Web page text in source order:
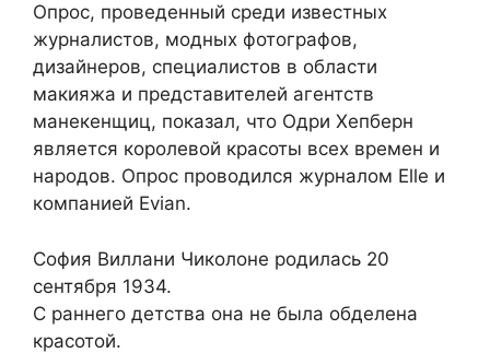
Опрос, проведенный среди известных
журналистов, модных фотографов,
дизайнеров, специалистов в области
макияжа и представителей агентств
манекенщиц, показал, что Одри Хепберн
является королевой красоты всех времен и
народов. Опрос проводился журналом Elle и
компанией Evian.
София Виллани Чиколоне родилась 20
сентября 1934.
С раннего детства она не была обделена
красотой.